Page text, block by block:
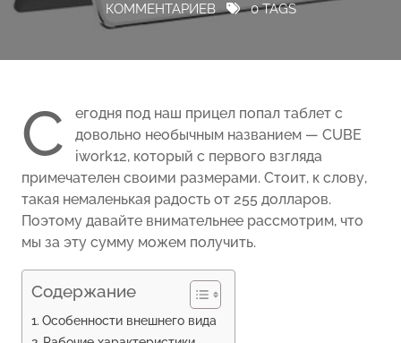
КОММЕНТАРИЕВ
0 TAGS
С
егодня под наш прицел попал таблет с
довольно необычным названием — CUBE
iwork12, который с первого взгляда
примечателен своими размерами. Стоит, к слову,
такая немаленькая радость от 255 долларов.
Поэтому давайте внимательнее рассмотрим, что
мы за эту сумму можем получить.
Содержание
Особенности внешнего вида